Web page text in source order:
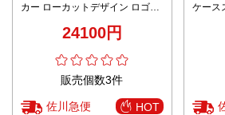
カー ローカットデザイン ロゴパ
24100円
販売個数3件
佐川急便 HOT
ケース